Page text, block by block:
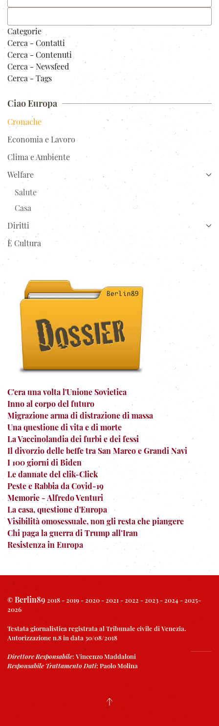
Categorie
Cerca - Contatti
Cerca - Contenuti
Cerca - Newsfeed
Cerca - Tags
Ciao Europa
Cronache
Economia e Lavoro
Clima e Ambiente
Welfare
Salute
Casa
Diritti
È Cultura
C'era una volta l'Unione Sovietica
Inno al corpo del futuro
Migrazione arma di distrazione di massa
Una questione di vita e di morte
La Vaccinolandia dei furbi e dei fessi
Il divorzio delle beffe tra San Marco e Grandi Navi
I 100 giorni di Biden
Le dannate del clik-Click
Peste e Rabbia da Covid-19
Memorie - Alfredo Venturi
La casa, questione d'Europa
Visibilità omosessuale, non gli resta che piangere
Chi paga la guerra di Trump all’Iran
Resistenza in Europa
© Berlin89 2018 - 2019 - 2020 - 2021 - 2022 - 2023 - 2024 - 2025-
2026
Testata giornalistica registrata al Tribunale civile di Venezia.
Autorizzazione n.8 in data 30/08/2018
Direttore Responsabile: Vincenzo Maddaloni
Responsabile Trattamento Dati: Paolo Molina